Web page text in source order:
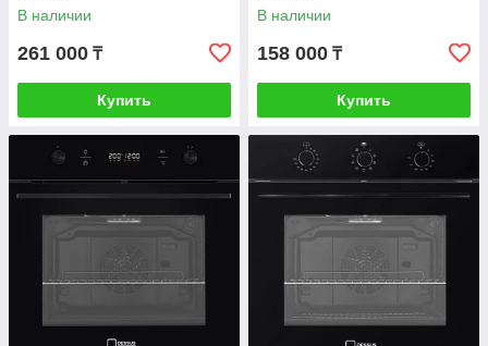
В наличии
261 000 ₸
Купить
В наличии
158 000 ₸
Купить